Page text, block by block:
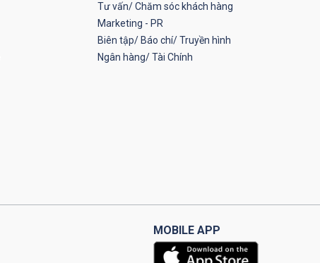
Tư vấn/ Chăm sóc khách hàng
Marketing - PR
Biên tập/ Báo chí/ Truyền hình
Ngân hàng/ Tài Chính
MOBILE APP